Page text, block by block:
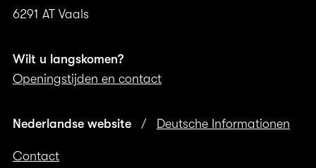
6291 AT Vaals
Wilt u langskomen?
Openingstijden en contact
Nederlandse website / Deutsche Informationen
Contact